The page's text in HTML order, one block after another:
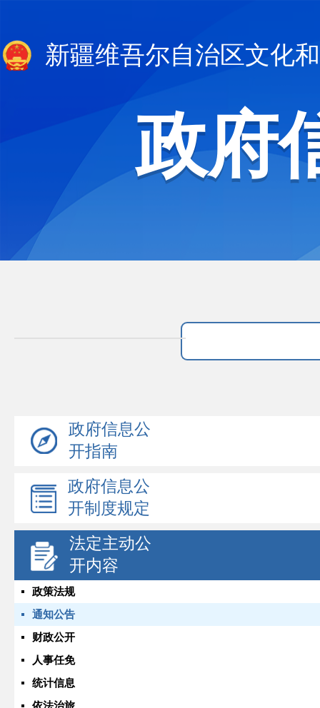
新疆维吾尔自治区文化
政府
政府信息公
开指南
政府信息公
开制度规定
法定主动公
开内容
政策法规
通知公告
财政公开
人事任免
统计信息